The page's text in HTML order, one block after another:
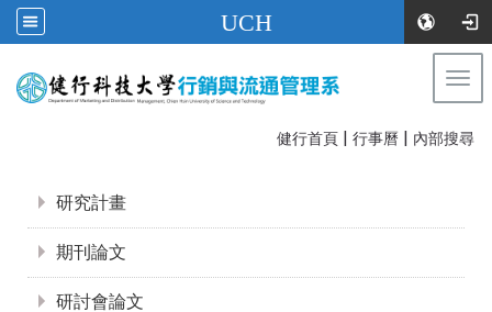
UCH
健行首頁 | 行事曆 | 內部搜尋
研究計畫
期刊論文
研討會論文